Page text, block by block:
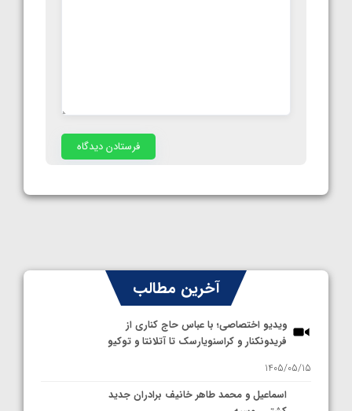
آخرین مطالب
ویدیو اختصاصی؛ با عباس حاج کناری از
فریدونکنار و کراسنویارسک تا آتلانتا و توکیو
1405/05/15
اسماعیل و محمد طاهر خانیف برادران جدید